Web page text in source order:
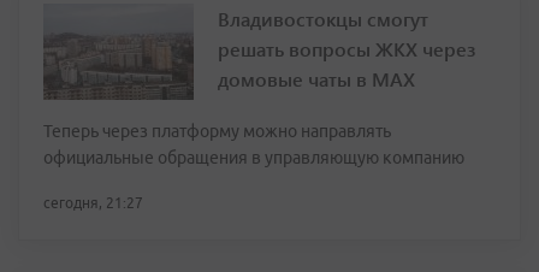
Владивостокцы смогут
решать вопросы ЖКХ через
домовые чаты в МАХ
Теперь через платформу можно направлять
официальные обращения в управляющую компанию
сегодня, 21:27